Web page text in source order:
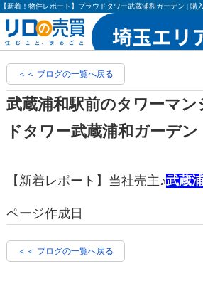
＜＜ ブログの一覧へ戻る
武蔵浦和駅前のタワーマン
ドタワー武蔵浦和ガーデン
【新着レポート】当社売主♪武蔵
ページ作成日
＜＜ ブログの一覧へ戻る